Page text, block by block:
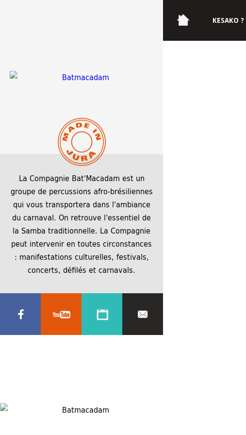
La Compagnie Bat'Macadam est un
groupe de percussions afro-brésiliennes
qui vous transportera dans l'ambiance
du carnaval. On retrouve l'essentiel de
la Samba traditionnelle. La Compagnie
peut intervenir en toutes circonstances
: manifestations culturelles, festivals,
concerts, défilés et carnavals.
KESAKO ?